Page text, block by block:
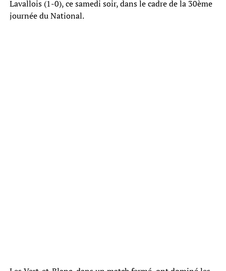
Lavallois (1-0), ce samedi soir, dans le cadre de la 30ème
journée du National.